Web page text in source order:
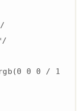
rgb(0 0 0 / 1